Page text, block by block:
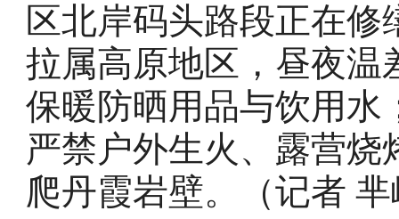
区北岸码头路段正在
拉属高原地区，昼夜温
保暖防晒用品与饮用水
严禁户外生火、露营
爬丹霞岩壁。（记者